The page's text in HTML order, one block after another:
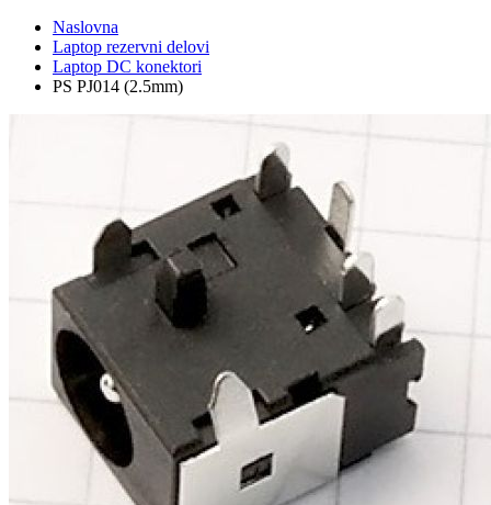
Naslovna
Laptop rezervni delovi
Laptop DC konektori
PS PJ014 (2.5mm)